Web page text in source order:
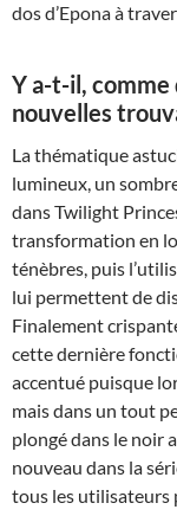
dos d’Epona à
Y a-t-il, comme
nouvelles
La thématique
lumineux, un
dans Twilight
transformation en
ténèbres, puis
lui permettent de
Finalement
cette dernière
accentué puisque
mais dans un tout
plongé dans le noir
nouveau dans la
tous les utilisateurs